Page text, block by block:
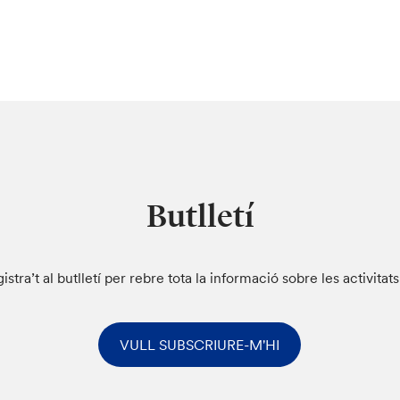
Butlletí
al butlletí per rebre tota la informació sobre les
VULL SUBSCRIURE-M'HI